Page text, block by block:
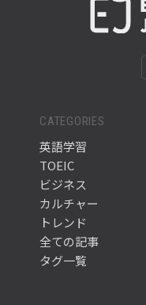
CATEGORIES
英語学習
TOEIC
ビジネス
カルチャー
トレンド
全ての記事
タグ一覧